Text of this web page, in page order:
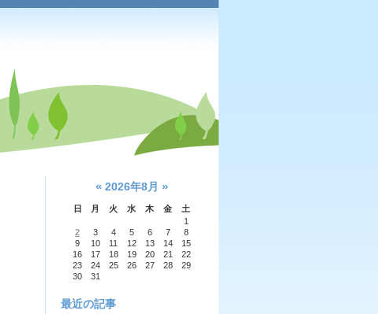
« 2026年8月 »
日 月 火 水 木 金
土
1
2
3 4 5 6 7
8
9
10 11 12 13 14
15
16
17 18 19 20 21
22
23
24 25 26 27 28
29
30
31
最近の記事